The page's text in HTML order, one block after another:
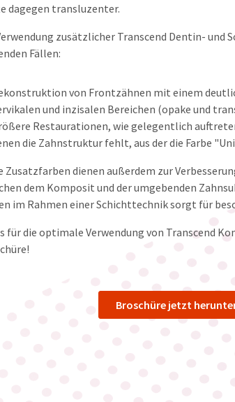
dagegen transluzenter.
zusätzlicher Transcend Dentin- und
Fällen:
von Frontzähnen mit einem
und inzisalen Bereichen (opake und
Restaurationen, wie gelegentlich
die Zahnstruktur fehlt, aus der die Farbe
Zusatzfarben dienen außerdem zur
dem Komposit und der umgebenden
im Rahmen einer Schichttechnik sorgt für
für die optimale Verwendung von Transcend
Broschüre jetzt